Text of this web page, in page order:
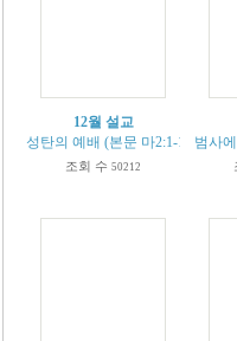
12월 설교
성탄의 예배 (본문 마2:1-12)
조회 수 50212
범사